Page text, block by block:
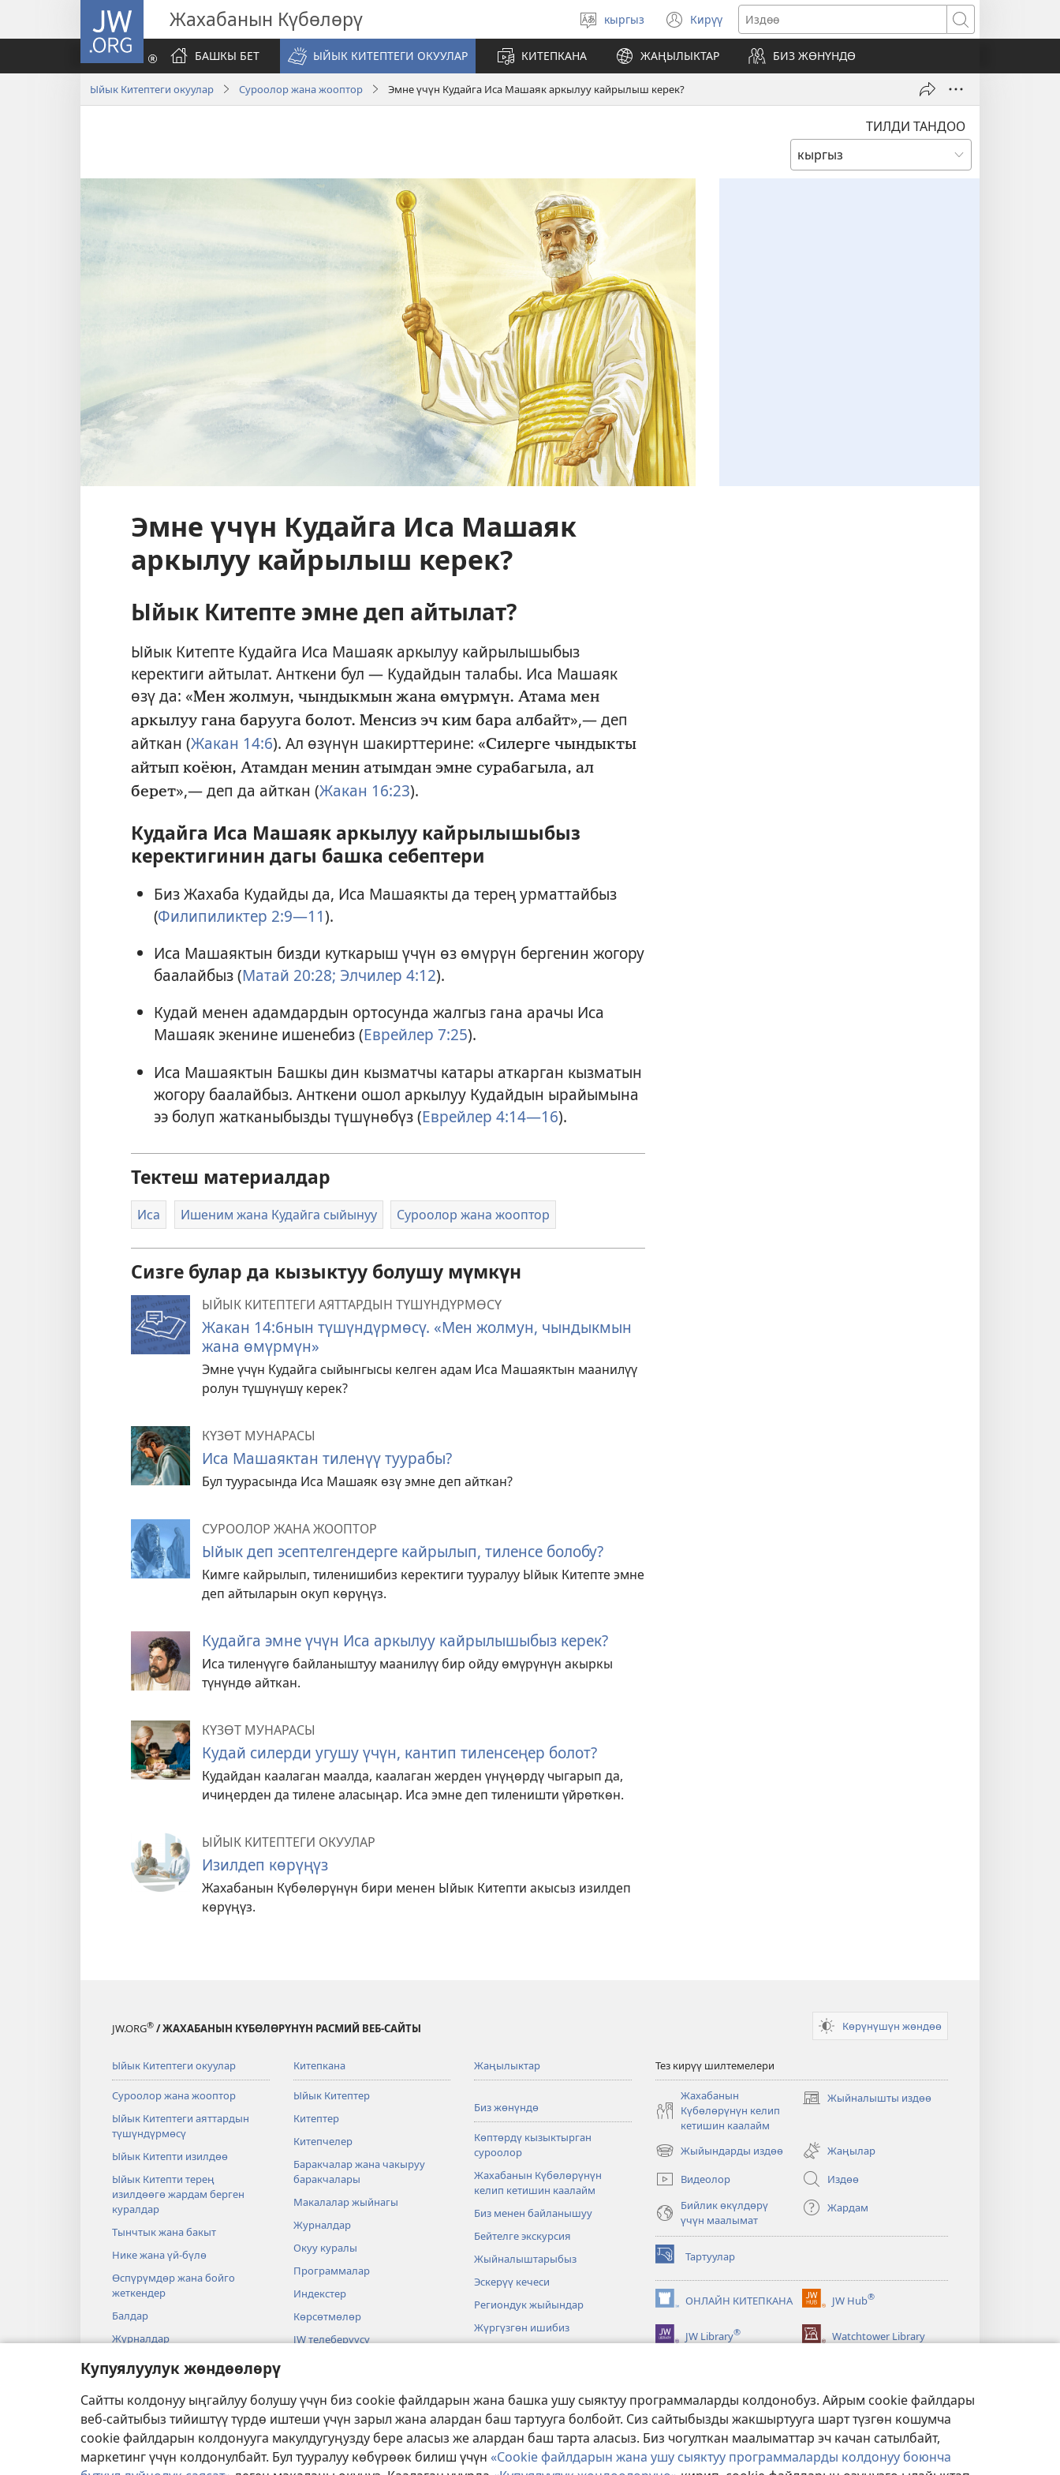
Купуялуулук жөндөөлөрү
Сайтты колдонуу ыңгайлуу болушу үчүн биз cookie файлдарын жана башка ушу сыяктуу программаларды колдонобуз. Айрым cookie файлдары
веб-сайтыбыз тийиштүү түрдө иштеши үчүн зарыл жана алардан баш тартууга болбойт. Сиз сайтыбызды жакшыртууга шарт түзгөн кошумча
cookie файлдарын колдонууга макулдугуңузду бере аласыз же алардан баш тарта аласыз. Биз чогулткан маалыматтар эч качан сатылбайт,
маркетинг үчүн колдонулбайт. Бул тууралуу көбүрөөк билиш үчүн «Cookie файлдарын жана ушу сыяктуу программаларды колдонуу боюнча
JW.ORG Жахабанын Күбөлөрү
Тилди
тандаңыз
кыргыз Кирүү
(жаңы
терезе
ачат)
Издөө
БАШКЫ БЕТ
ЫЙЫК КИТЕПТЕГИ ОКУУЛАР КИТЕПКАНА ЖАҢЫЛЫКТАР БИЗ ЖӨНҮНДӨ
Ыйык Китептеги окуулар Суроолор жана жооптор Эмне үчүн Кудайга Иса Машаяк аркылуу кайрылыш керек?
ТИЛДИ ТАНДОО
Эмне үчүн Кудайга Иса Машаяк
аркылуу кайрылыш керек?
Ыйык Китепте эмне деп айтылат?
Ыйык Китепте Кудайга Иса Машаяк аркылуу кайрылышыбыз
керектиги айтылат. Анткени бул — Кудайдын талабы. Иса Машаяк
өзү да: «Мен жолмун, чындыкмын жана өмүрмүн. Атама мен
аркылуу гана барууга болот. Менсиз эч ким бара албайт»,— деп
айткан (Жакан 14:6). Ал өзүнүн шакирттерине: «Силерге чындыкты
айтып коёюн, Атамдан менин атымдан эмне сурабагыла, ал
берет»,— деп да айткан (Жакан 16:23).
Кудайга Иса Машаяк аркылуу кайрылышыбыз
керектигинин дагы башка себептери
Биз Жахаба Кудайды да, Иса Машаякты да терең урматтайбыз
(Филипиликтер 2:9—11).
Иса Машаяктын бизди куткарыш үчүн өз өмүрүн бергенин жогору
баалайбыз (Матай 20:28; Элчилер 4:12).
Кудай менен адамдардын ортосунда жалгыз гана арачы Иса
Машаяк экенине ишенебиз (Еврейлер 7:25).
Иса Машаяктын Башкы дин кызматчы катары аткарган кызматын
жогору баалайбыз. Анткени ошол аркылуу Кудайдын ырайымына
ээ болуп жатканыбызды түшүнөбүз (Еврейлер 4:14—16).
Тектеш материалдар
Иса Ишеним жана Кудайга сыйынуу Суроолор жана жооптор
Сизге булар да кызыктуу болушу мүмкүн
ЫЙЫК КИТЕПТЕГИ АЯТТАРДЫН ТҮШҮНДҮРМӨСҮ
Жакан 14:6нын түшүндүрмөсү. «Мен жолмун, чындыкмын
жана өмүрмүн»
Эмне үчүн Кудайга сыйынгысы келген адам Иса Машаяктын маанилүү
ролун түшүнүшү керек?
КҮЗӨТ МУНАРАСЫ
Иса Машаяктан тиленүү туурабы?
Бул туурасында Иса Машаяк өзү эмне деп айткан?
СУРООЛОР ЖАНА ЖООПТОР
Ыйык деп эсептелгендерге кайрылып, тиленсе болобу?
Кимге кайрылып, тиленишибиз керектиги тууралуу Ыйык Китепте эмне
деп айтыларын окуп көрүңүз.
Кудайга эмне үчүн Иса аркылуу кайрылышыбыз керек?
Иса тиленүүгө байланыштуу маанилүү бир ойду өмүрүнүн акыркы
түнүндө айткан.
КҮЗӨТ МУНАРАСЫ
Кудай силерди угушу үчүн, кантип тиленсеңер болот?
Кудайдан каалаган маалда, каалаган жерден үнүңөрдү чыгарып да,
ичиңерден да тилене аласыңар. Иса эмне деп тиленишти үйрөткөн.
ЫЙЫК КИТЕПТЕГИ ОКУУЛАР
Изилдеп көрүңүз
Жахабанын Күбөлөрүнүн бири менен Ыйык Китепти акысыз изилдеп
көрүңүз.
JW.ORG® / ЖАХАБАНЫН КҮБӨЛӨРҮНҮН РАСМИЙ ВЕБ-САЙТЫ Көрүнүшүн жөндөө
Ыйык Китептеги окуулар
Суроолор жана жооптор
Ыйык Китептеги аяттардын
түшүндүрмөсү
Ыйык Китепти изилдөө
Ыйык Китепти терең
изилдөөгө жардам берген
куралдар
Тынчтык жана бакыт
Нике жана үй-бүлө
Өспүрүмдөр жана бойго
жеткендер
Балдар
Журналдар
Китепкана
Ыйык Китептер
Китептер
Китепчелер
Баракчалар жана чакыруу
баракчалары
Макалалар жыйнагы
Журналдар
Окуу куралы
Программалар
Индекстер
Көрсөтмөлөр
JW телеберүүсү
Аудиодрамалар
Ыйык Китепти көркөм окуу
Жаңылыктар
Биз жөнүндө
Көптөрдү кызыктырган
суроолор
Жахабанын Күбөлөрүнүн
келип кетишин каалайм
Биз менен байланышуу
Бейтелге экскурсия
Жыйналыштарыбыз
Эскерүү кечеси
Региондук жыйындар
Жүргүзгөн ишибиз
Тез кирүү шилтемелери
Жахабанын
Күбөлөрүнүн келип
кетишин каалайм
Жыйналышты издөө
(жаңы
Жыйындарды издөө
(жаңы
терезе
ачат)
Жаңылар
Видеолор
Издөө
Бийлик өкүлдөрү
үчүн маалымат
Жардам
Тартуулар
(жаңы
терезе
ачат)
ОНЛАЙН КИТЕПКАНА
(жаңы
терезе
ачат)
JW Hub®
(жаңы
терезе
ачат)
JW Library® Watchtower Library